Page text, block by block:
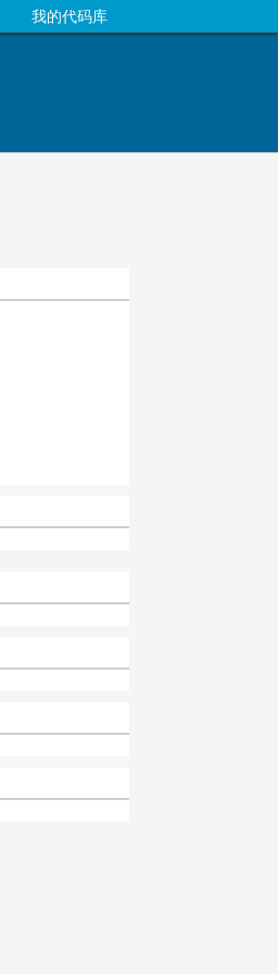
我的代码库